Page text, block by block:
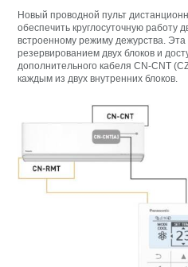
Новый проводной пульт
обеспечить круглосуточную работу
встроенному режиму дежурства.
резервированием двух блоков и
дополнительного кабеля CN-CNT
каждым из двух внутренних блоков.